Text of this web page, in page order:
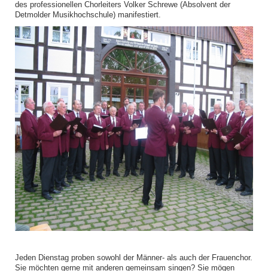
des professionellen Chorleiters Volker Schrewe (Absolvent der
Detmolder Musikhochschule) manifestiert.
Jeden Dienstag proben sowohl der Männer- als auch der Frauenchor.
Sie möchten gerne mit anderen gemeinsam singen? Sie mögen